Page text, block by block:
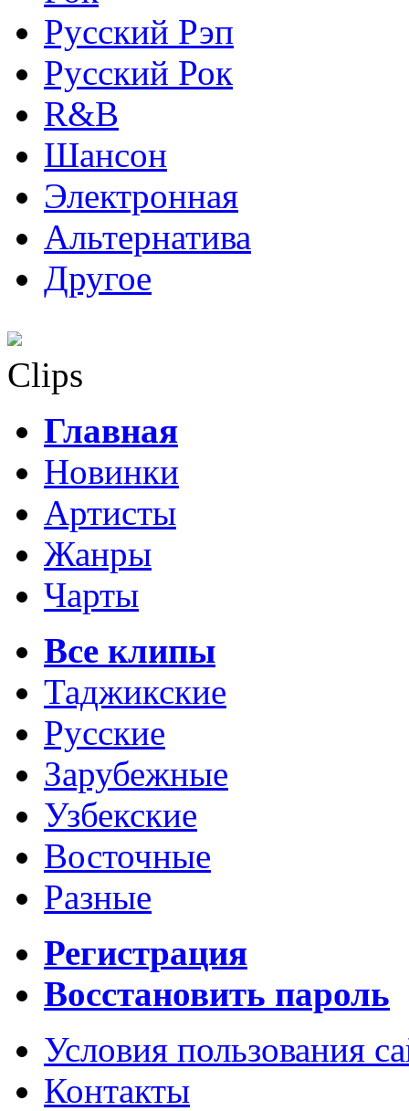
Русский Рэп
Русский Рок
R&B
Шансон
Электронная
Альтернатива
Другое
Clips
Главная
Новинки
Артисты
Жанры
Чарты
Все клипы
Таджикские
Русские
Зарубежные
Узбекские
Восточные
Разные
Регистрация
Восстановить пароль
Условия пользования
Контакты